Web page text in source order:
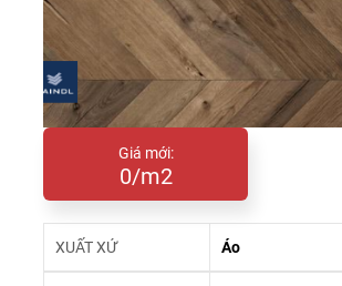
Giá mới:
0/m2
XUẤT XỨ Áo